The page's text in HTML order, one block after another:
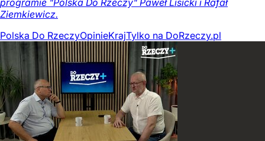
Ziemkiewicz.
Polska Do RzeczyOpinieKrajTylko na DoRzeczy.pl